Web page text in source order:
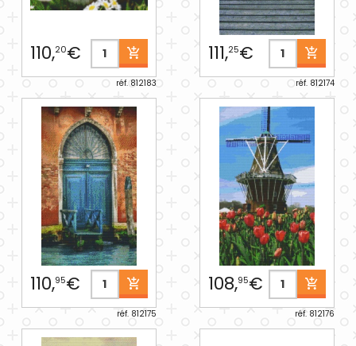
110,20€
réf. 812183
111,25€
réf. 812174
110,95€
réf. 812175
108,95€
réf. 812176